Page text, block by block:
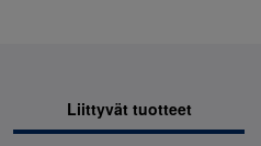
Liittyvät tuotteet